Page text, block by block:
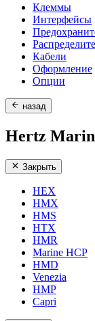
Клеммы
Интерфейсы
Кабели
Оформление
Опции
назад
Hertz
Закрыть
HEX
HMX
HMS
HTX
HMR
Marine HCP
HMD
Venezia
HMP
Capri